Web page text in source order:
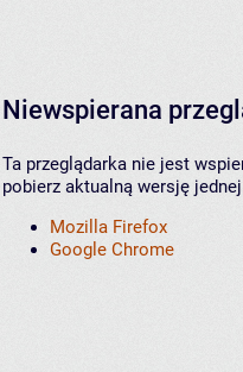
Niewspierana
Ta przeglądarka nie jest
pobierz aktualną wersję
Mozilla Firefox
Google Chrome